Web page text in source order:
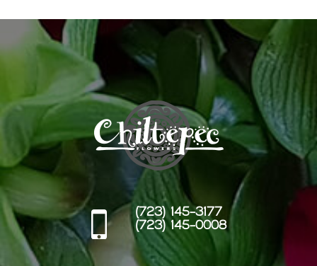
(723) 145-3177
(723) 145-0008